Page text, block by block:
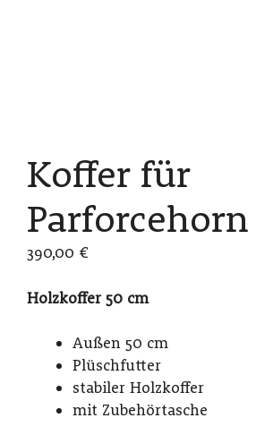
Koffer für
Parforcehorn
390,00 €
Holzkoffer 50 cm
Außen 50 cm
Plüschfutter
stabiler Holzkoffer
mit Zubehörtasche